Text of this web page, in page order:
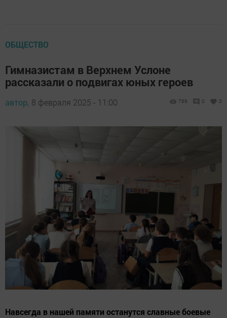
ОБЩЕСТВО
Гимназистам в Верхнем Услоне
рассказали о подвигах юных героев
автор, 8 февраля 2025 - 11:00 769 0 0
Навсегда в нашей памяти останутся славные боевые